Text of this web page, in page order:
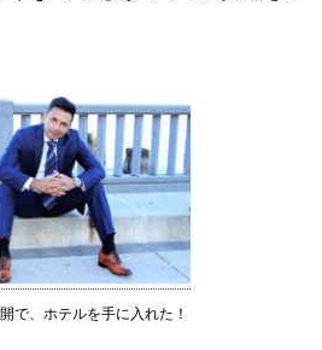
で、ホテルを手に入れた！